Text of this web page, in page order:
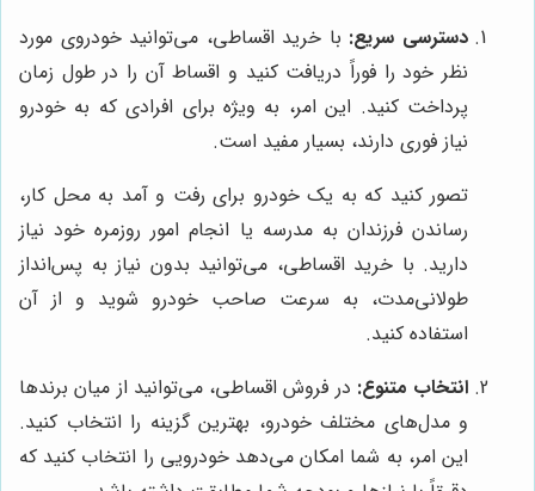
دسترسی سریع: با خرید اقساطی، می‌توانید خودروی مورد
نظر خود را فوراً دریافت کنید و اقساط آن را در طول زمان
پرداخت کنید. این امر، به ویژه برای افرادی که به خودرو
نیاز فوری دارند، بسیار مفید است.
تصور کنید که به یک خودرو برای رفت و آمد به محل کار،
رساندن فرزندان به مدرسه یا انجام امور روزمره خود نیاز
دارید. با خرید اقساطی، می‌توانید بدون نیاز به پس‌انداز
طولانی‌مدت، به سرعت صاحب خودرو شوید و از آن
استفاده کنید.
انتخاب متنوع: در فروش اقساطی، می‌توانید از میان برندها
و مدل‌های مختلف خودرو، بهترین گزینه را انتخاب کنید.
این امر، به شما امکان می‌دهد خودرویی را انتخاب کنید که